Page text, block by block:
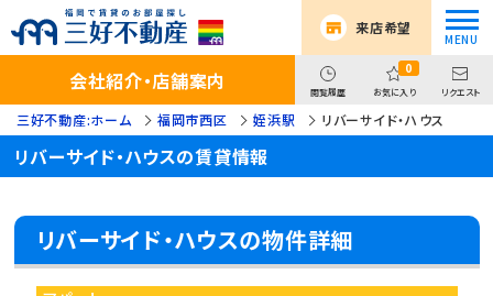
来店希望
会社紹介・店舗案内 閲覧履歴
0
お気に入り リクエスト
三好不動産:ホーム 福岡市西区 姪浜駅 リバーサイド・ハウス
リバーサイド・ハウスの賃貸情報
リバーサイド・ハウスの物件詳細